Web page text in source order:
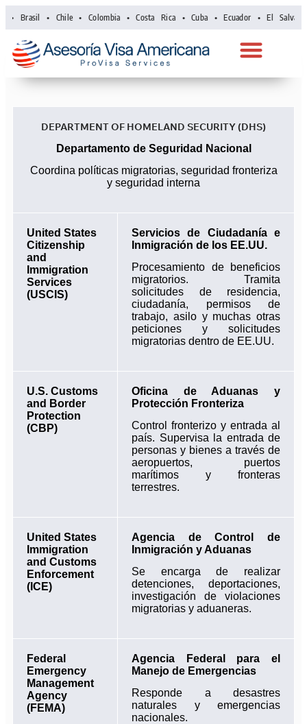
Brasil • Chile • Colombia • Costa Rica • Cuba • Ecuador • El Salvador
DEPARTMENT OF HOMELAND SECURITY (DHS)
Departamento de Seguridad Nacional
Coordina políticas migratorias, seguridad fronteriza
y seguridad interna
United States
Citizenship
and
Immigration
Services
(USCIS)
Servicios de Ciudadanía e
Inmigración de los EE.UU.
Procesamiento de beneficios
migratorios. Tramita
solicitudes de residencia,
ciudadanía, permisos de
trabajo, asilo y muchas otras
peticiones y solicitudes
migratorias dentro de EE.UU.
U.S. Customs
and Border
Protection
(CBP)
Oficina de Aduanas y
Protección Fronteriza
Control fronterizo y entrada al
país. Supervisa la entrada de
personas y bienes a través de
aeropuertos, puertos
marítimos y fronteras
terrestres.
United States
Immigration
and Customs
Enforcement
(ICE)
Agencia de Control de
Inmigración y Aduanas
Se encarga de realizar
detenciones, deportaciones,
investigación de violaciones
migratorias y aduaneras.
Federal
Emergency
Management
Agency
(FEMA)
Agencia Federal para el
Manejo de Emergencias
Responde a desastres
naturales y emergencias
nacionales.